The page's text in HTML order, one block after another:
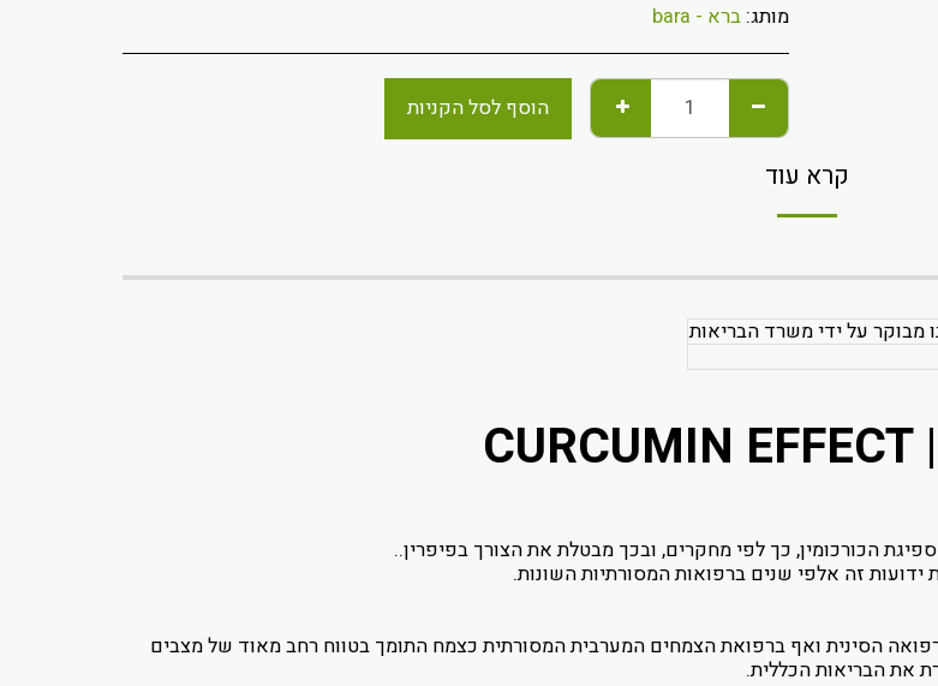
מותג: ברא - bara
הוסף לסל הקניות
קרא עוד
מבוקר על ידי משרד הבריאות
הכורכומין, כך לפי מחקרים, ובכך מבטלת את הצורך בפיפרין..
הסינית ואף ברפואת הצמחים המערבית המסורתית כצמח התומך בטווח רחב מאוד של מצבים
את הבריאות הכללית.